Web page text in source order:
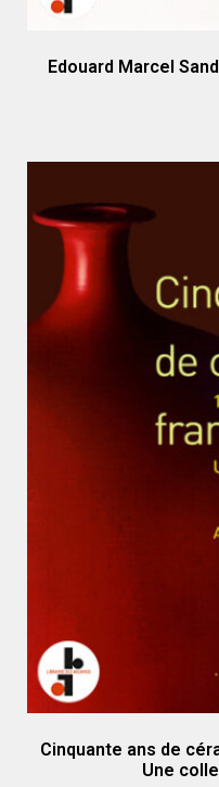
Edouard Marcel
Cinquante ans de
Une